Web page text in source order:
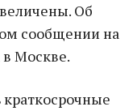
Об
сообщении на
в Москве.